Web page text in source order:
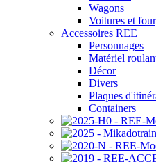
Wagons
Voitures et
Accessoires REE
Personnages
Matériel
Décor
Divers
Plaques
Containers